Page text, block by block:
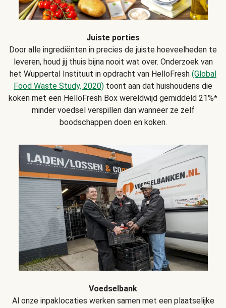
Juiste porties
Door alle ingrediënten in precies de juiste hoeveelheden te
leveren, houd jij thuis bijna nooit wat over. Onderzoek van
het Wuppertal Instituut in opdracht van HelloFresh (Global
Food Waste Study, 2020) toont aan dat huishoudens die
koken met een HelloFresh Box wereldwijd gemiddeld 21%*
minder voedsel verspillen dan wanneer ze zelf
boodschappen doen en koken.
Voedselbank
Al onze inpaklocaties werken samen met een plaatselijke